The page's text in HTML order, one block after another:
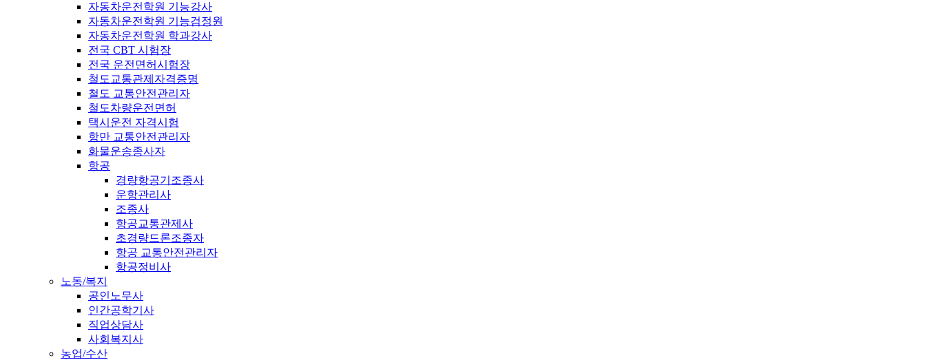
자동차운전학원 기능강사
자동차운전학원 기능검정원
자동차운전학원 학과강사
전국 CBT 시험장
전국 운전면허시험장
철도교통관제자격증명
철도 교통안전관리자
철도차량운전면허
택시운전 자격시험
항만 교통안전관리자
화물운송종사자
항공
경량항공기조종사
운항관리사
조종사
항공교통관제사
초경량드론조종자
항공 교통안전관리자
항공정비사
노동/복지
공인노무사
인간공학기사
직업상담사
사회복지사
농업/수산